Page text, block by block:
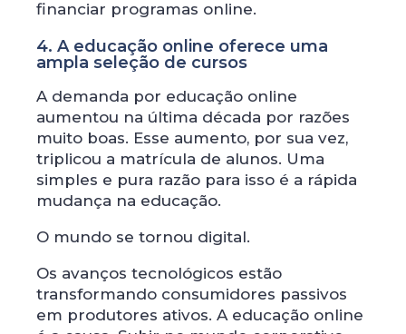
financiar programas online.
4. A educação online oferece uma
ampla seleção de cursos
A demanda por educação online
aumentou na última década por razões
muito boas. Esse aumento, por sua vez,
triplicou a matrícula de alunos. Uma
simples e pura razão para isso é a rápida
mudança na educação.
O mundo se tornou digital.
Os avanços tecnológicos estão
transformando consumidores passivos
em produtores ativos. A educação online